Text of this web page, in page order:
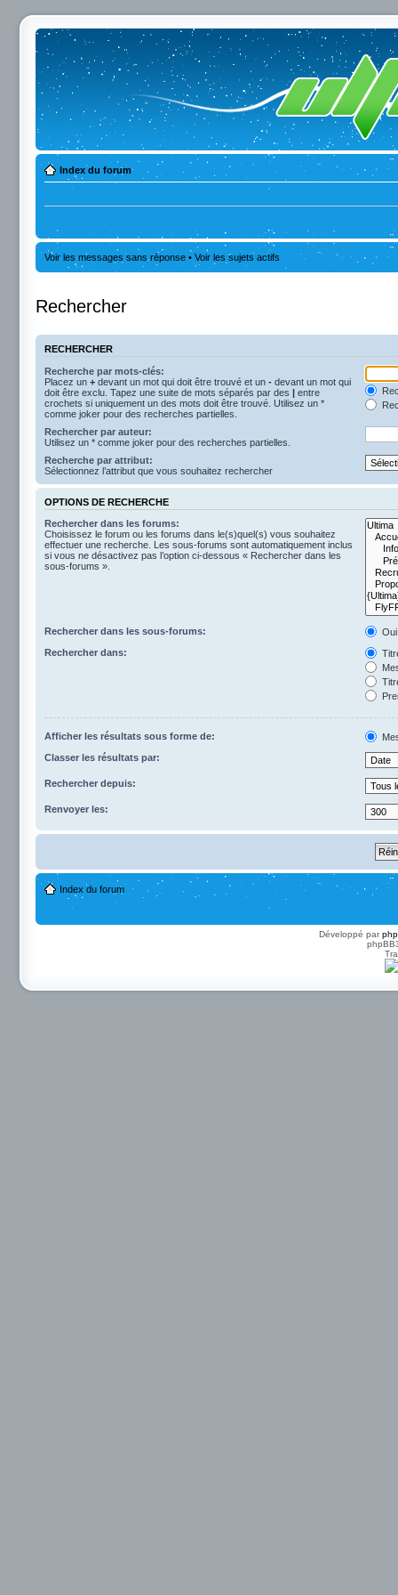
Index du forum
Voir les messages sans réponse • Voir les sujets actifs
Rechercher
RECHERCHER
Recherche par mots-clés:
Placez un + devant un mot qui doit être trouvé et un - devant un mot qui
doit être exclu. Tapez une suite de mots séparés par des | entre
crochets si uniquement un des mots doit être trouvé. Utilisez un *
comme joker pour des recherches partielles.
Rechercher par auteur:
Utilisez un * comme joker pour des recherches partielles.
Recherche par attribut:
Sélectionnez l’attribut que vous souhaitez rechercher
OPTIONS DE RECHERCHE
Rechercher dans les forums:
Choisissez le forum ou les forums dans le(s)quel(s) vous souhaitez
effectuer une recherche. Les sous-forums sont automatiquement inclus
si vous ne désactivez pas l’option ci-dessous « Rechercher dans les
sous-forums ».
Rechercher dans les sous-forums:
Oui
Rechercher dans:
Afficher les résultats sous forme de:
Classer les résultats par:
Rechercher depuis:
Renvoyer les:
Index du forum
Développé par